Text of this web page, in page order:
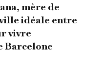
mère de
idéale entre
vivre
Barcelone